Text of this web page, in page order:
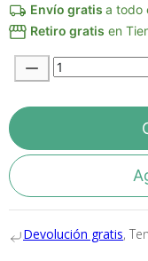
Envío gratis a todo
Retiro gratis en
Devolución gratis,
Recibí
En Bidcom